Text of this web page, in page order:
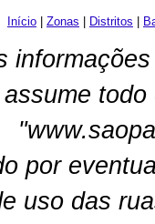
Início Zonas Distritos
por
uso das